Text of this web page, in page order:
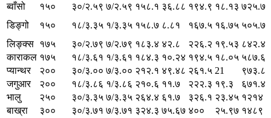
ब्वाँसो
१५० ३०/२.५९ ७/२.५९ १५८.१ ३६.८८ १९४.९ १८.१३ ७२५.७
डिङ्गो
१५० १८/३.३५ १/३.३५ १५८.७ ८.८१ १६७.५ १६.७५ ५०५.७
लिङ्क्स १७५ ३०/२.७९ ७/२.७९ १८३.४ ४२.८ २२६.२ १९.५३ ८४२.४
काराकल १७५ १८/३.६१ १/३.६१ १८४.३ १०.२४ १९४.५ १८.०५ ५८७.६
प्यान्थर
२०० ३०/३.०० ७/३.०० २१२.१ ४९.४८ २६१.५ 21
९७३.८
जगुआर
२०० १८/३.८६ १/३.८६ २१०.६ ११.७ २२२.३ १९.३
६७१.४
भालु
२५० ३०/३.३५ ७/३.३५ २६४.४ ६१.७ ३२६.१ २३.४५ १२१४
बाख्रा
३०० ३०/३.७१ ७/३.७१ ३२४.३ ७५.६७ ४०० २५.९७ १४८९